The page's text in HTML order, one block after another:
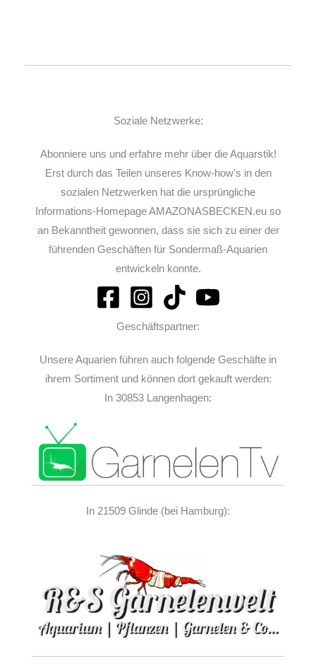
Soziale Netzwerke:
Abonniere uns und erfahre mehr über die Aquarstik!
Erst durch das Teilen unseres Know-how's in den
sozialen Netzwerken hat die ursprüngliche
Informations-Homepage AMAZONASBECKEN.eu so
an Bekanntheit gewonnen, dass sie sich zu einer der
führenden Geschäften für Sondermaß-Aquarien
entwickeln konnte.
Geschäftspartner:
Unsere Aquarien führen auch folgende Geschäfte in
ihrem Sortiment und können dort gekauft werden:
In 30853 Langenhagen:
In 21509 Glinde (bei Hamburg):